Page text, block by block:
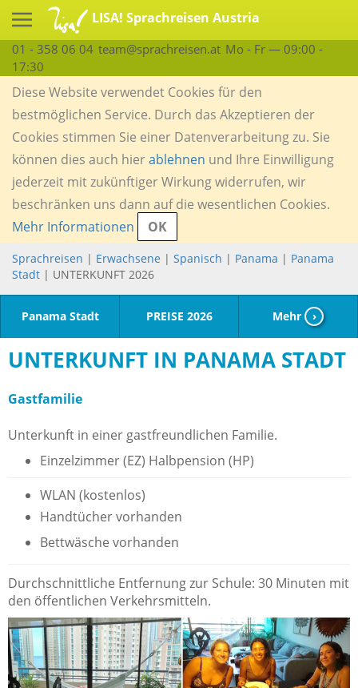
LISA! Sprachreisen Austria
01 - 358 06 04 team@sprachreisen.at Mo - Fr — 09:00 -
17:30
Diese Website verwendet Cookies für den
bestmöglichen Service. Durch das Akzeptieren der
Cookies stimmen Sie einer Datenverarbeitung zu. Sie
können dies auch hierablehnen und Ihre Einwilligung
jederzeit mit zukünftiger Wirkung widerrufen, wir
beschränken uns dann auf die wesentlichen Cookies.
Mehr Informationen
OK
Sprachreisen | Erwachsene | Spanisch | Panama | Panama
Stadt | UNTERKUNFT 2026
Panama Stadt PREISE 2026 Mehr ›
UNTERKUNFT IN PANAMA STADT
Gastfamilie
Unterkunft in einer gastfreundlichen Familie.
Einzelzimmer (EZ) Halbpension (HP)
WLAN (kostenlos)
Handtücher vorhanden
Bettwäsche vorhanden
Durchschnittliche Entfernung zur Schule: 30 Minuten mit
den öffentlichen Verkehrsmitteln.